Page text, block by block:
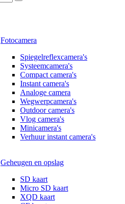
Fotocamera
Spiegelreflexcamera's
Systeemcamera's
Compact camera's
Instant camera's
Analoge camera
Wegwerpcamera's
Outdoor camera's
Vlog camera's
Minicamera's
Verhuur instant camera's
Geheugen en opslag
SD kaart
Micro SD kaart
XQD kaart